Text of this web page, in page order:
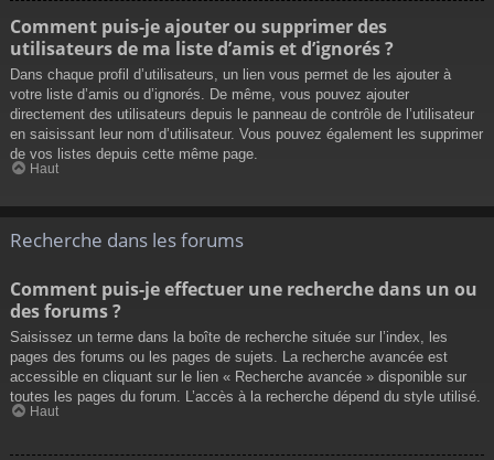
Comment puis-je ajouter ou supprimer des
utilisateurs de ma liste d’amis et d’ignorés ?
Dans chaque profil d’utilisateurs, un lien vous permet de les ajouter à
votre liste d’amis ou d’ignorés. De même, vous pouvez ajouter
directement des utilisateurs depuis le panneau de contrôle de l’utilisateur
en saisissant leur nom d’utilisateur. Vous pouvez également les supprimer
de vos listes depuis cette même page.
Haut
Recherche dans les forums
Comment puis-je effectuer une recherche dans un ou
des forums ?
Saisissez un terme dans la boîte de recherche située sur l’index, les
pages des forums ou les pages de sujets. La recherche avancée est
accessible en cliquant sur le lien « Recherche avancée » disponible sur
toutes les pages du forum. L’accès à la recherche dépend du style utilisé.
Haut